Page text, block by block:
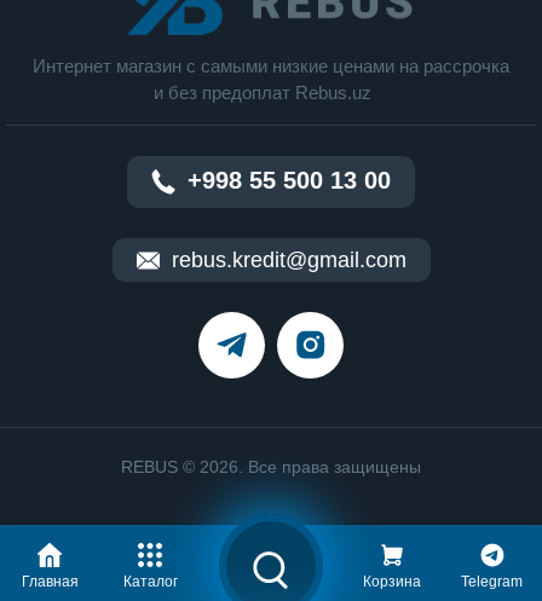
Интернет магазин c cамыми низкие ценами на рассрочка
и без предоплат Rebus.uz
+998 55 500 13 00
rebus.kredit@gmail.com
REBUS © 2026. Все права защищены
Главная Каталог Корзина Telegram